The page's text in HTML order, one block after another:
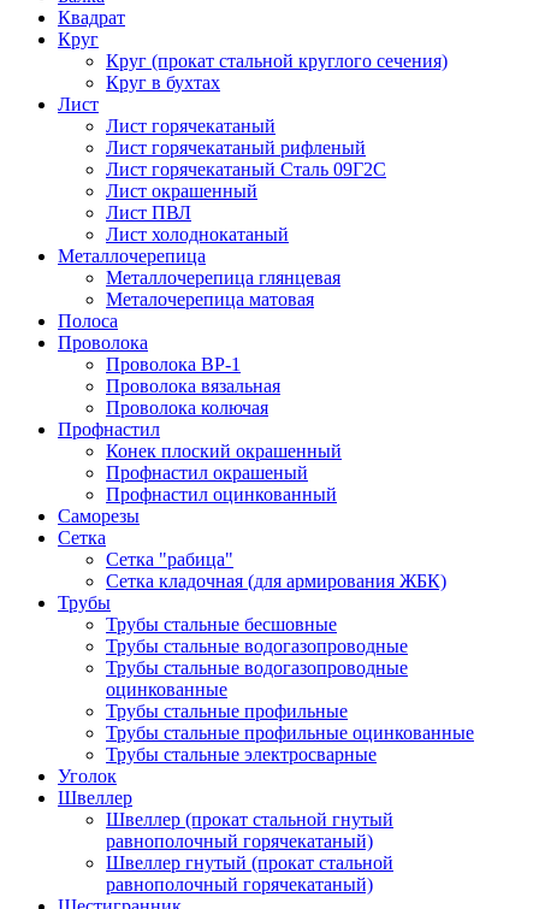
Квадрат
Круг
Круг (прокат стальной круглого сечения)
Круг в бухтах
Лист
Лист горячекатаный
Лист горячекатаный рифленый
Лист горячекатаный Сталь 09Г2С
Лист окрашенный
Лист ПВЛ
Лист холоднокатаный
Металлочерепица
Металлочерепица глянцевая
Металочерепица матовая
Полоса
Проволока
Проволока ВР-1
Проволока вязальная
Проволока колючая
Профнастил
Конек плоский окрашенный
Профнастил окрашеный
Профнастил оцинкованный
Саморезы
Сетка
Сетка "рабица"
Сетка кладочная (для армирования ЖБК)
Трубы
Трубы стальные бесшовные
Трубы стальные водогазопроводные
Трубы стальные водогазопроводные
оцинкованные
Трубы стальные профильные
Трубы стальные профильные оцинкованные
Трубы стальные электросварные
Уголок
Швеллер
Швеллер (прокат стальной гнутый
равнополочный горячекатаный)
Швеллер гнутый (прокат стальной
равнополочный горячекатаный)